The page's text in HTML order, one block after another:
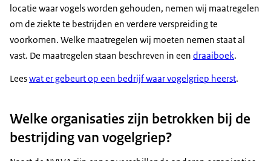
locatie waar vogels worden gehouden, nemen wij maatregelen
om de ziekte te bestrijden en verdere verspreiding te
voorkomen. Welke maatregelen wij moeten nemen staat al
vast. De maatregelen staan beschreven in een draaiboek.
Leeswat er gebeurt op een bedrijf waar vogelgriep heerst.
Welke organisaties zijn betrokken bij de
bestrijding van vogelgriep?